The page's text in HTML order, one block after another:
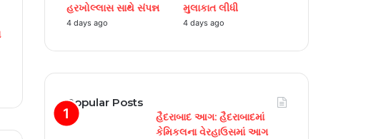
હરખોલ્લાસ સાથે સંપન્ન
4 days ago
મુલાકાત લીધી
4 days ago
Popular Posts
હૈદરાબાદ આગ: હૈદરાબાદમાં
કેમિકલના વેરહાઉસમાં આગ